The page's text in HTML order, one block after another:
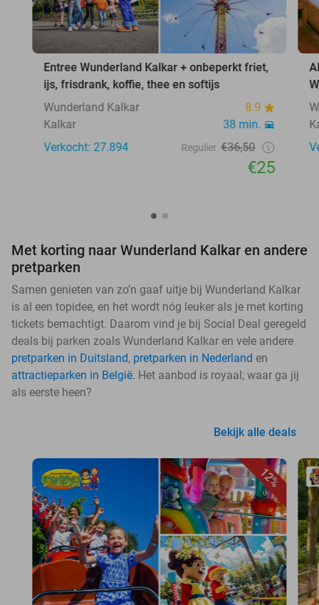
Entree Wunderland Kalkar + onbeperkt friet,
ijs, frisdrank, koffie, thee en softijs
Wunderland Kalkar
8.9
Kalkar
38 min.
Verkocht: 27.894
Regulier €36,50
€25
Met korting naar Wunderland Kalkar en andere
pretparken
Samen genieten van zo’n gaaf uitje bij Wunderland Kalkar
is al een topidee, en het wordt nóg leuker als je met korting
tickets bemachtigt. Daarom vind je bij Social Deal geregeld
deals bij parken zoals Wunderland Kalkar en vele andere
pretparken in Duitsland, pretparken in Nederland en
attractieparken in België. Het aanbod is royaal; waar ga jij
als eerste heen?
Bekijk alle deals
12%